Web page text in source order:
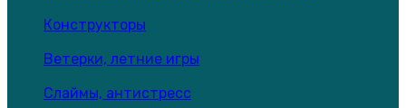
Конструкторы
Ветерки, летние игры
Слаймы, антистресс